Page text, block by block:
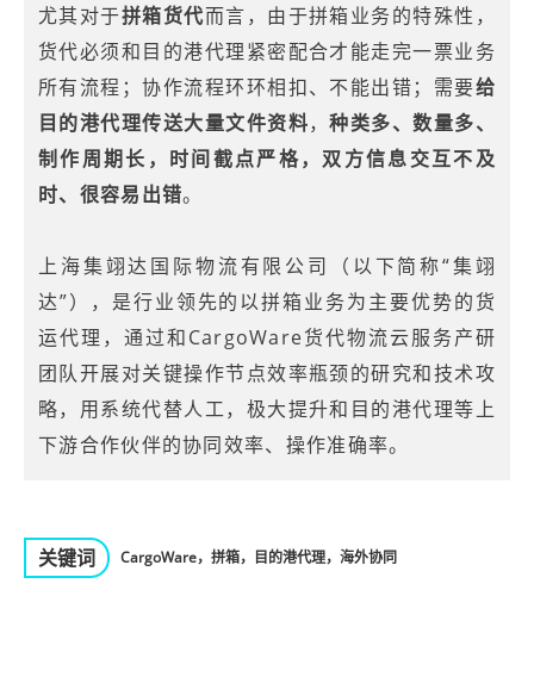
尤其对于拼箱货代而言，由于拼箱业务的特殊性，
货代必须和目的港代理紧密配合才能走完一票业务
所有流程；协作流程环环相扣、不能出错；需要给
目的港代理传送大量文件资料，种类多、数量多、
制作周期长，时间截点严格，双方信息交互不及
时、很容易出错。
上海集翊达国际物流有限公司（以下简称“集翊
达”），是行业领先的以拼箱业务为主要优势的货
运代理，通过和CargoWare货代物流云服务产研
团队开展对关键操作节点效率瓶颈的研究和技术攻
略，用系统代替人工，极大提升和目的港代理等上
下游合作伙伴的协同效率、操作准确率。
关键词 CargoWare，拼箱，目的港代理，海外协同